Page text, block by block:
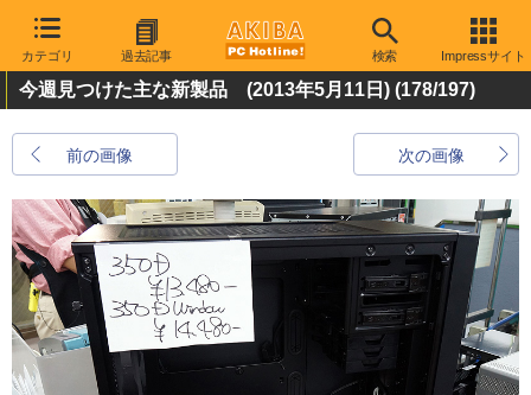
カテゴリ 過去記事 検索 Impressサイト
今週見つけた主な新製品 (2013年5月11日) (178/197)
前の画像 次の画像